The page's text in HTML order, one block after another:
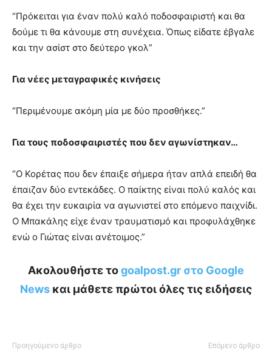
“Πρόκειται για έναν πολύ καλό ποδοσφαιριστή και θα
δούμε τι θα κάνουμε στη συνέχεια. Όπως είδατε έβγαλε
και την ασίστ στο δεύτερο γκολ”
Για νέες μεταγραφικές κινήσεις
“Περιμένουμε ακόμη μία με δύο προσθήκες.”
Για τους ποδοσφαιριστές που δεν αγωνίστηκαν…
“Ο Κορέτας που δεν έπαιξε σήμερα ήταν απλά επειδή θα
έπαιζαν δύο εντεκάδες. Ο παίκτης είναι πολύ καλός και
θα έχει την ευκαιρία να αγωνιστεί στο επόμενο παιχνίδι.
Ο Μπακάλης είχε έναν τραυματισμό και προφυλάχθηκε
ενώ ο Γιώτας είναι ανέτοιμος.”
Ακολουθήστε τοgoalpost.gr στο Google
News και μάθετε πρώτοι όλες τις ειδήσεις
Προηγούμενο άρθρο Επόμενο άρθρο